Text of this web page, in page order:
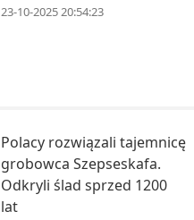
23-10-2025 20:54:23
Polacy rozwiązali tajemnicę
grobowca Szepseskafa.
Odkryli ślad sprzed 1200
lat